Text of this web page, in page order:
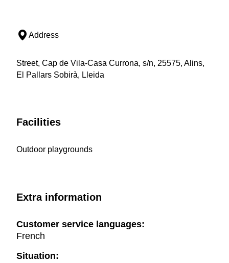
Address
Street, Cap de Vila-Casa Currona, s/n, 25575, Alins,
El Pallars Sobirà, Lleida
Facilities
Outdoor playgrounds
Extra information
Customer service languages:
French
Situation: